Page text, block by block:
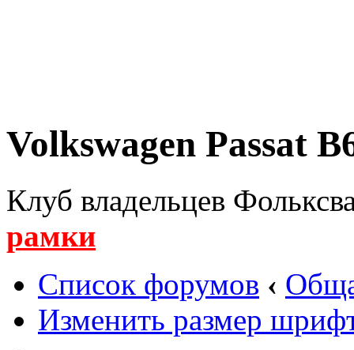
Volkswagen Passat
Клуб владельцев
рамки
Список форумов ‹
Изменить размер